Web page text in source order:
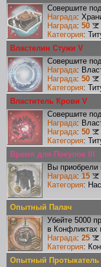
Совершите
Награда:
Награда: 50
Категория:
Властелин Стужи V
Совершите
Награда:
Награда: 50
Категория:
Властитель Крови V
Совершите
Награда:
Награда: 50
Категория:
Время для Покупок III
Вы приобрели
Награда: 15
Категория:
Опытный Палач
Убейте 5000
в Конфликтах
Награда: 25
Категория:
Опытный Протыкатель